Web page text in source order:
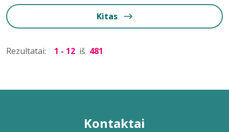
Kitas
Rezultatai: 1 - 12 iš 481
Kontaktai